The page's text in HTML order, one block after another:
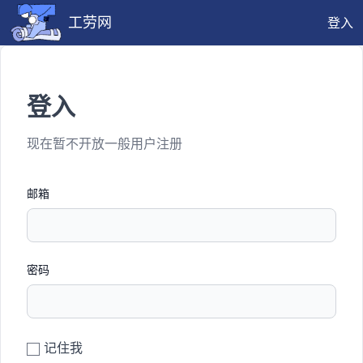
工劳网 登入
登入
现在暂不开放一般用户注册
邮箱
密码
记住我